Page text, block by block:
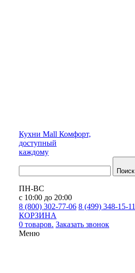
Кухни Mall Комфорт,
доступный
каждому
Поиск
ПН-ВС
с 10:00 до 20:00
8 (800) 302-77-06 8 (499) 348-15-11
КОРЗИНА
0 товаров. Заказать звонок
Меню